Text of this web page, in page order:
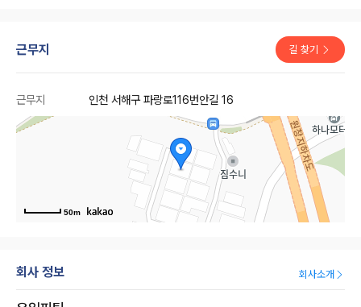
근무지 길 찾기
근무지 인천 서해구 파랑로116번안길 16
50m
회사 정보 회사소개